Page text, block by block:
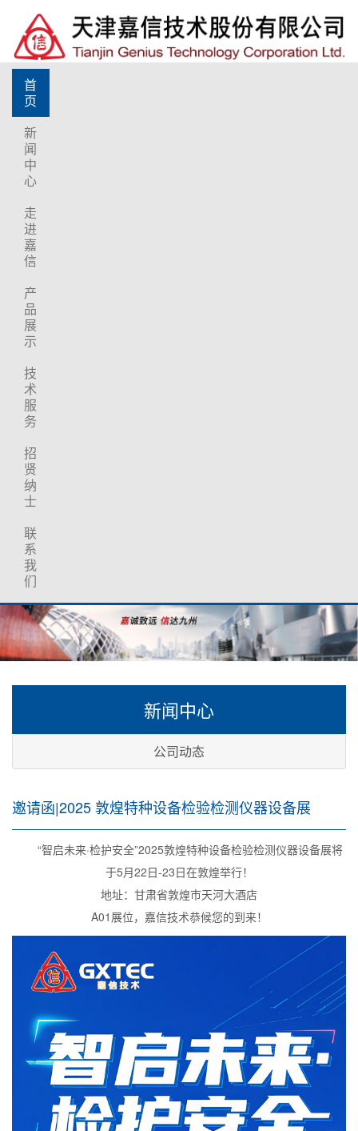
首
页
新
闻
中
心
走
进
嘉
信
产
品
展
示
技
术
服
务
招
贤
纳
士
联
系
我
们
新闻中心
公司动态
邀请函|2025 敦煌特种设备检验检测仪器设备展
“智启未来·检护安全”2025敦煌特种设备检验检测仪器设备展将
于5月22日-23日在敦煌举行！
地址：甘肃省敦煌市天河大酒店
A01展位，嘉信技术恭候您的到来！